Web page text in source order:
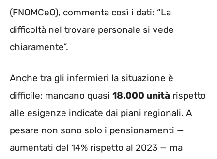
(FNOMCeO), commenta così i dati: “La
difficoltà nel trovare personale si vede
chiaramente”.
Anche tra gli infermieri la situazione è
difficile: mancano quasi 18.000 unità rispetto
alle esigenze indicate dai piani regionali. A
pesare non sono solo i pensionamenti —
aumentati del 14% rispetto al 2023 — ma